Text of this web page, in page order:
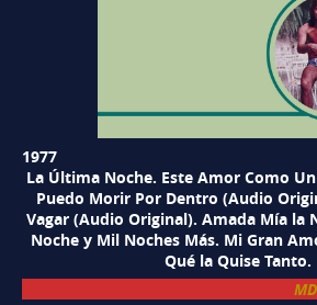
1977
La Última Noche. Este Amor Como
Puedo Morir Por Dentro (Audio
Vagar (Audio Original). Amada Mía la
Noche y Mil Noches Más. Mi Gran
Qué la Quise